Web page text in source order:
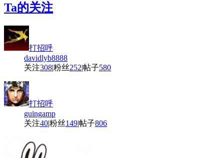
Ta的关注
打招呼
davidlyb8888
关注308|粉丝252|帖子580
打招呼
guingamp
关注40|粉丝149|帖子806